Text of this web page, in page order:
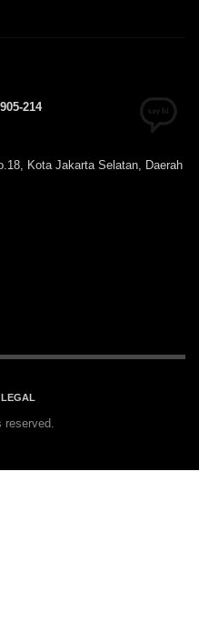
214
Kota Jakarta Selatan, Daerah
LEGAL